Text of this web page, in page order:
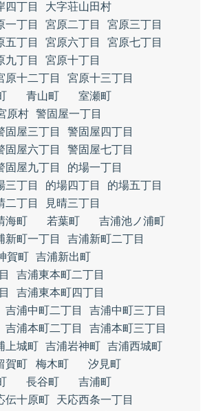
四丁目
大字荘山田村
一丁目 宮原二丁目
宮原三丁目
五丁目 宮原六丁目
宮原七丁目
九丁目
宮原十丁目
原十二丁目
宮原十三丁目
青山町
室瀬町
原村 警固屋一丁目
固屋三丁目
警固屋四丁目
固屋六丁目
警固屋七丁目
固屋九丁目
的場一丁目
三丁目 的場四丁目
的場五丁目
二丁目
見晴三丁目
海町 若葉町
吉浦池ノ浦町
新町一丁目
吉浦新町二丁目
賀町 吉浦新出町
吉浦東本町二丁目
吉浦東本町四丁目
吉浦中町二丁目
吉浦中町三丁目
吉浦本町二丁目
吉浦本町三丁目
上城町 吉浦岩神町 吉浦西城町
賀町 梅木町
汐見町
長谷町
吉浦町
伝十原町
天応西条一丁目